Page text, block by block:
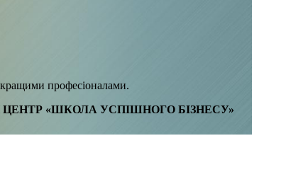
професіоналами.
«ШКОЛА УСПІШНОГО БІЗНЕСУ»